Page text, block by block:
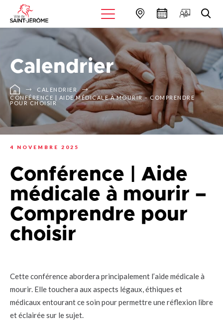
Calendrier
CALENDRIER
CONFÉRENCE | AIDE MÉDICALE À MOURIR – COMPRENDRE
POUR CHOISIR
4 NOVEMBRE 2025
Conférence | Aide
médicale à mourir –
Comprendre pour
choisir
Cette conférence abordera principalement l’aide médicale à
mourir. Elle touchera aux aspects légaux, éthiques et
médicaux entourant ce soin pour permettre une réflexion libre
et éclairée sur le sujet.